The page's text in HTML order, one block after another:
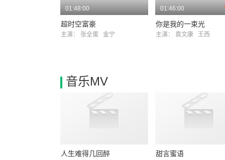
01:48:00
超时空富豪
主演： 张全蛋 金宁
01:46:00
你是我的一束光
主演： 袁文康 王西
音乐MV
人生难得几回醉 甜言蜜语